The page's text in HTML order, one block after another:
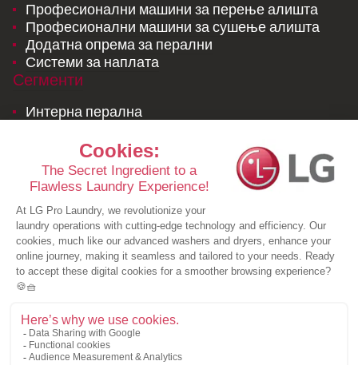
Професионални машини за перење алишта
Професионални машини за сушење алишта
Додатна опрема за перални
Системи за наплата
Сегменти
Интерна перална
LG лиценцирана перална на алишта и
постелнини
Ресурси
Студии на случај
Брошури
Новости
Побарајте понуда
Побарајте понуда